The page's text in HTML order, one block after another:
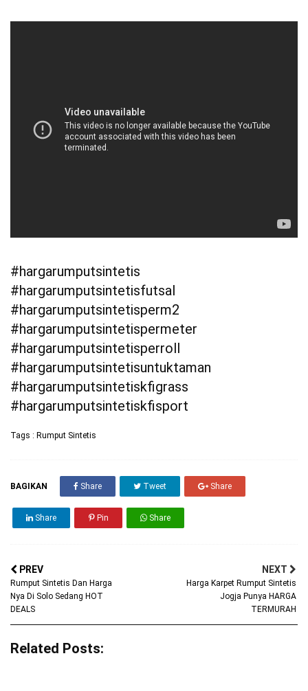
#hargarumputsintetis
#hargarumputsintetisfutsal
#hargarumputsintetisperm2
#hargarumputsintetispermeter
#hargarumputsintetisperroll
#hargarumputsintetisuntuktaman
#hargarumputsintetiskfigrass
#hargarumputsintetiskfisport
Tags : Rumput Sintetis
BAGIKAN Share Tweet Share
Share Pin Share
PREV
Rumput Sintetis Dan Harga
Nya Di Solo Sedang HOT
DEALS
NEXT
Harga Karpet Rumput Sintetis
Jogja Punya HARGA
TERMURAH
Related Posts: